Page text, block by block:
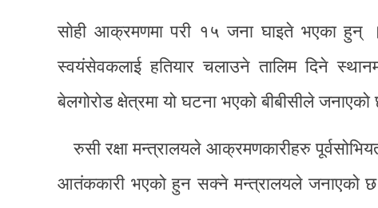
साेही आक्रमणमा परी १५ जना घाइते भएका हुन्
स्वयंसेवकलाई हतियार चलाउने तालिम दिने
बेलगोरोड क्षेत्रमा यो घटना भएको बीबीसीले
रुसी रक्षा मन्त्रालयले आक्रमणकारीहरु
आतंककारी भएको हुन सक्ने मन्त्रालयले जनाएको छ